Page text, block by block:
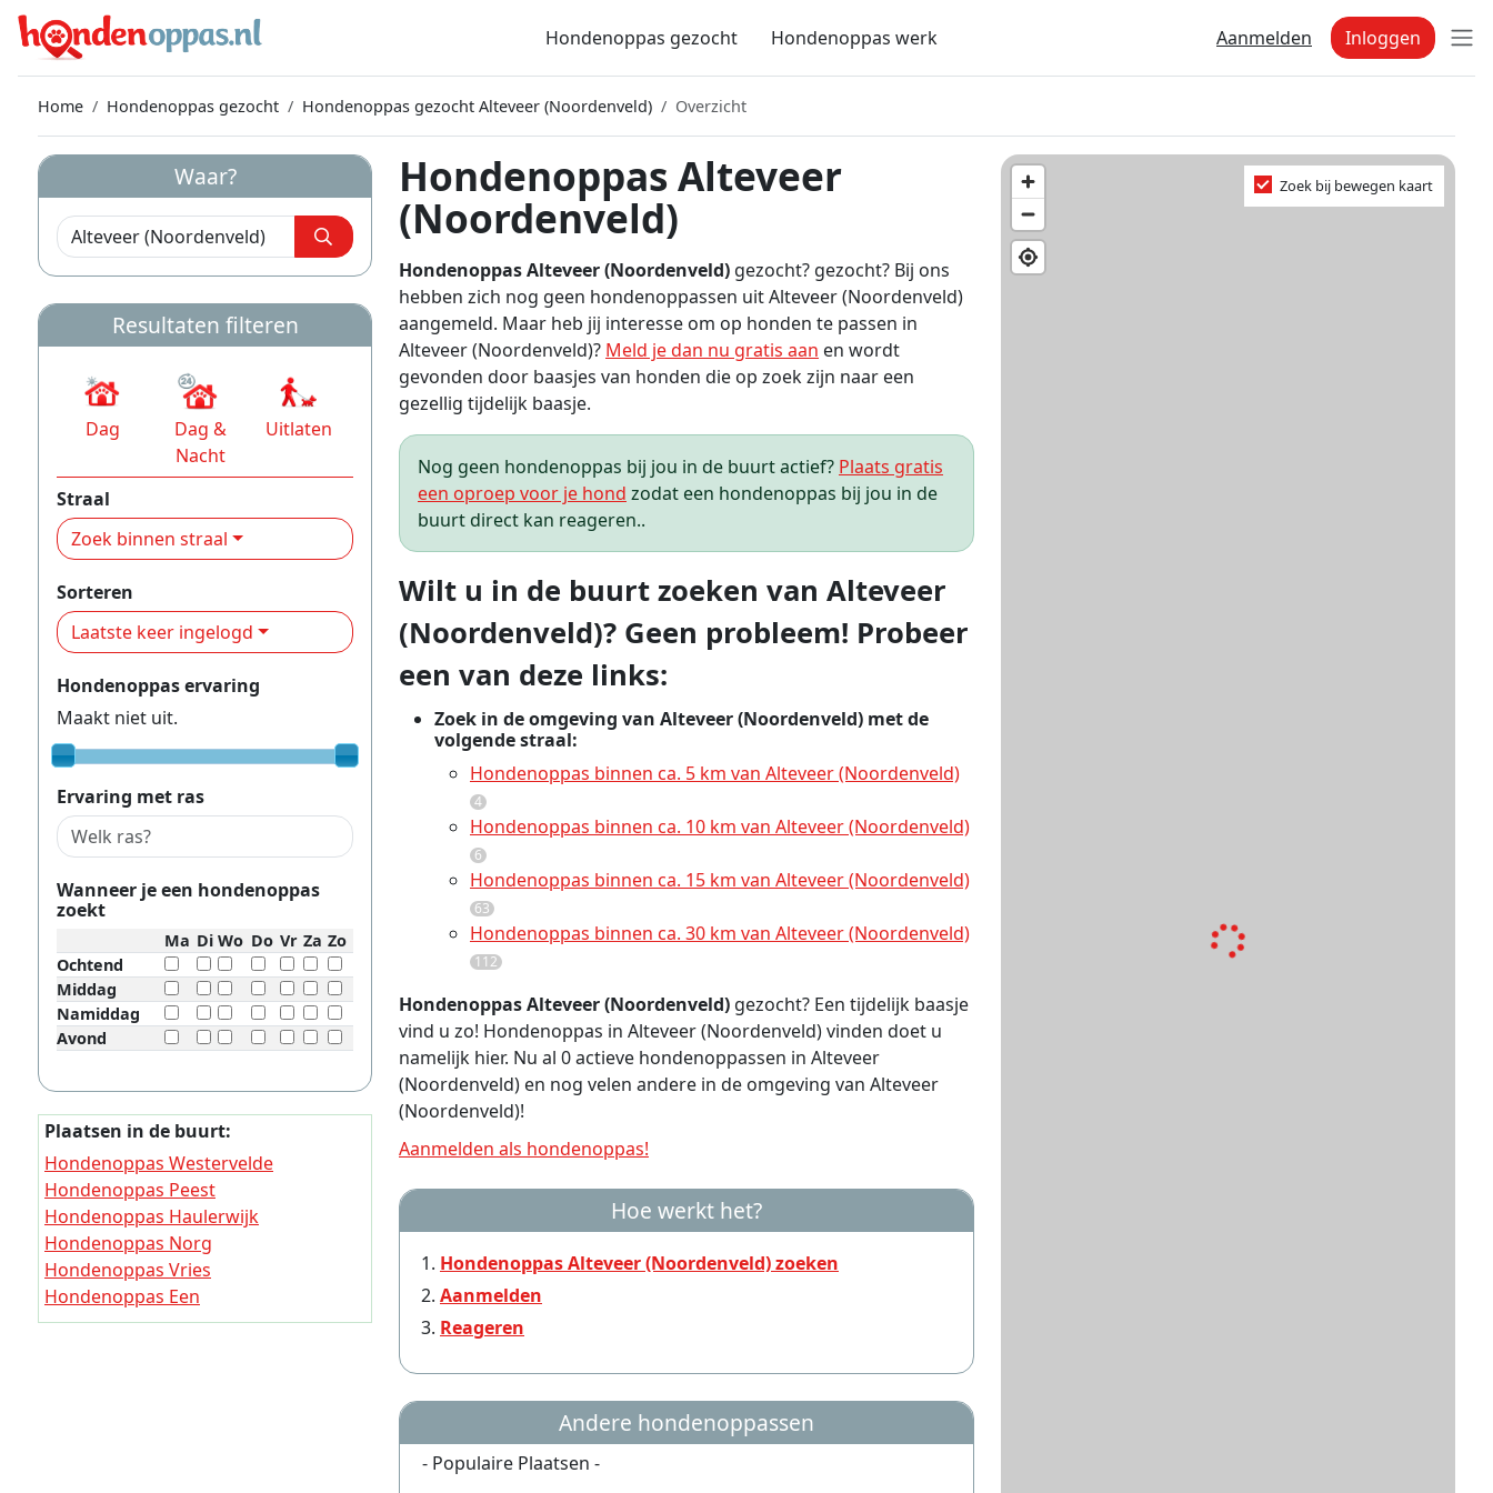
Hondenoppas gezocht Hondenoppas werk Aanmelden Inloggen
Home Hondenoppas gezocht Hondenoppas gezocht Alteveer (Noordenveld) Overzicht
Hondenoppas Alteveer
(Noordenveld)
Hondenoppas Alteveer (Noordenveld) gezocht? gezocht? Bij ons
hebben zich nog geen hondenoppassen uit Alteveer (Noordenveld)
aangemeld. Maar heb jij interesse om op honden te passen in
Alteveer (Noordenveld)? Meld je dan nu gratis aan en wordt
gevonden door baasjes van honden die op zoek zijn naar een
gezellig tijdelijk baasje.
Nog geen hondenoppas bij jou in de buurt actief? Plaats gratis
een oproep voor je hond zodat een hondenoppas bij jou in de
buurt direct kan reageren..
Wilt u in de buurt zoeken van Alteveer
(Noordenveld)? Geen probleem! Probeer
een van deze links:
Zoek in de omgeving van Alteveer (Noordenveld) met de
volgende straal:
Hondenoppas binnen ca. 5 km van Alteveer (Noordenveld)
4
Hondenoppas binnen ca. 10 km van Alteveer (Noordenveld)
6
Hondenoppas binnen ca. 15 km van Alteveer (Noordenveld)
63
Hondenoppas binnen ca. 30 km van Alteveer (Noordenveld)
112
Hondenoppas Alteveer (Noordenveld) gezocht? Een tijdelijk baasje
vind u zo! Hondenoppas in Alteveer (Noordenveld) vinden doet u
namelijk hier. Nu al 0 actieve hondenoppassen in Alteveer
(Noordenveld) en nog velen andere in de omgeving van Alteveer
(Noordenveld)!
Aanmelden als hondenoppas!
Hoe werkt het?
Hondenoppas Alteveer (Noordenveld) zoeken
Aanmelden
Reageren
Andere hondenoppassen
- Populaire Plaatsen -
Zoek bij bewegen kaart
Waar?
Resultaten filteren
Dag
Dag &
Nacht
Uitlaten
Straal
Zoek binnen straal
Sorteren
Laatste keer ingelogd
Hondenoppas ervaring
Maakt niet uit.
Ervaring met ras
Wanneer je een hondenoppas
zoekt
Ma Di Wo Do Vr Za Zo
Ochtend
Middag
Namiddag
Avond
Plaatsen in de buurt:
Hondenoppas Westervelde
Hondenoppas Peest
Hondenoppas Haulerwijk
Hondenoppas Norg
Hondenoppas Vries
Hondenoppas Een
Hondenoppas Een-West